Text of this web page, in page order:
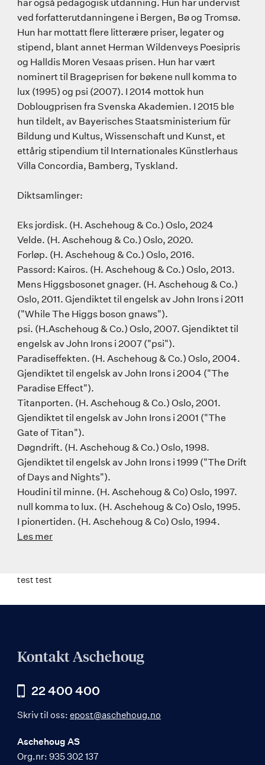
har også pedagogisk utdanning. Hun har undervist
ved forfatterutdanningene i Bergen, Bø og Tromsø.
Hun har mottatt flere litterære priser, legater og
stipend, blant annet Herman Wildenveys Poesipris
og Halldis Moren Vesaas prisen. Hun har vært
nominert til Brageprisen for bøkene null komma to
lux (1995) og psi (2007). I 2014 mottok hun
Doblougprisen fra Svenska Akademien. I 2015 ble
hun tildelt, av Bayerisches Staatsministerium für
Bildung und Kultus, Wissenschaft und Kunst, et
ettårig stipendium til Internationales Künstlerhaus
Villa Concordia, Bamberg, Tyskland.
Diktsamlinger:
Eks jordisk. (H. Aschehoug & Co.) Oslo, 2024
Velde. (H. Aschehoug & Co.) Oslo, 2020.
Forløp. (H. Aschehoug & Co.) Oslo, 2016.
Passord: Kairos. (H. Aschehoug & Co.) Oslo, 2013.
Mens Higgsbosonet gnager. (H. Aschehoug & Co.)
Oslo, 2011. Gjendiktet til engelsk av John Irons i 2011
("While The Higgs boson gnaws").
psi. (H.Aschehoug & Co.) Oslo, 2007. Gjendiktet til
engelsk av John Irons i 2007 ("psi").
Paradiseffekten. (H. Aschehoug & Co.) Oslo, 2004.
Gjendiktet til engelsk av John Irons i 2004 ("The
Paradise Effect").
Titanporten. (H. Aschehoug & Co.) Oslo, 2001.
Gjendiktet til engelsk av John Irons i 2001 ("The
Gate of Titan").
Døgndrift. (H. Aschehoug & Co.) Oslo, 1998.
Gjendiktet til engelsk av John Irons i 1999 ("The Drift
of Days and Nights").
Houdini til minne. (H. Aschehoug & Co) Oslo, 1997.
null komma to lux. (H. Aschehoug & Co) Oslo, 1995.
I pionertiden. (H. Aschehoug & Co) Oslo, 1994.
Les mer
test test
Kontakt Aschehoug
22 400 400
Skriv til oss: epost@aschehoug.no
Aschehoug AS
Org.nr: 935 302 137